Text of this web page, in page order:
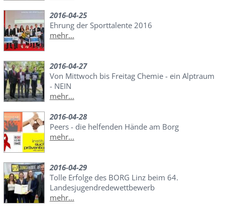
2016-04-25
Ehrung der Sporttalente 2016
mehr...
2016-04-27
Von Mittwoch bis Freitag Chemie - ein Alptraum
- NEIN
mehr...
2016-04-28
Peers - die helfenden Hände am Borg
mehr...
2016-04-29
Tolle Erfolge des BORG Linz beim 64.
Landesjugendredewettbewerb
mehr...